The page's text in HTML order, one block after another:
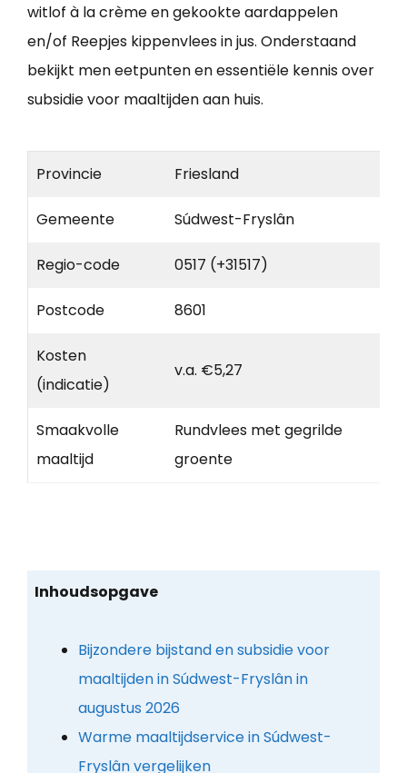
witlof à la crème en gekookte aardappelen
en/of Reepjes kippenvlees in jus. Onderstaand
bekijkt men eetpunten en essentiële kennis over
subsidie voor maaltijden aan huis.
Provincie Friesland
Gemeente Súdwest-Fryslân
Regio-code 0517 (+31517)
Postcode 8601
Kosten
(indicatie)
v.a. €5,27
Smaakvolle
maaltijd
Rundvlees met gegrilde
groente
Inhoudsopgave
Bijzondere bijstand en subsidie voor
maaltijden in Súdwest-Fryslân in
augustus 2026
Warme maaltijdservice in Súdwest-
Fryslân vergelijken